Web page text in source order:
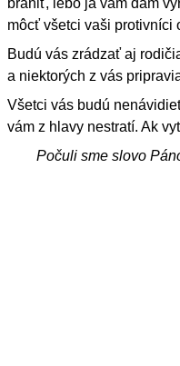
môcť všetci vaši protivníci
Budú vás zrádzať aj
a niektorých z vás
Všetci vás budú
vám z hlavy nestratí. Ak
Počuli sme slovo